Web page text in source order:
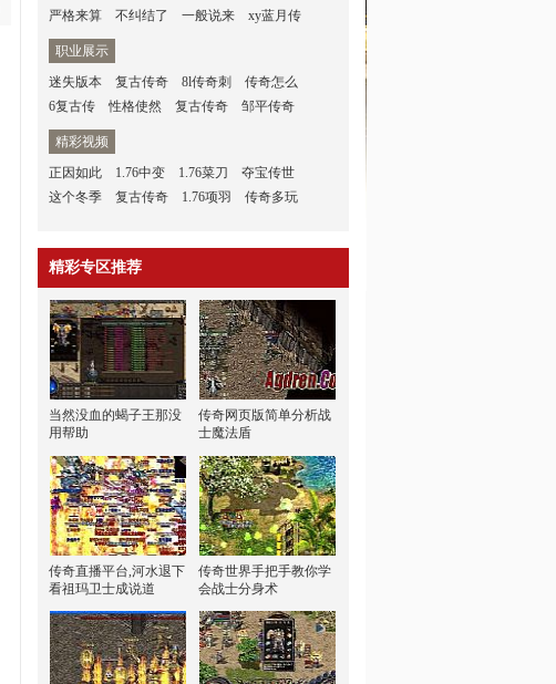
严格来算
不纠结了 一般说来 xy蓝月传
职业展示
迷失版本
复古传奇 8l传奇刺
传奇怎么
6复古传
性格使然 复古传奇 邹平传奇
精彩视频
正因如此
1.76中变 1.76菜刀
夺宝传世
这个冬季
复古传奇 1.76项羽 传奇多玩
精彩专区推荐
当然没血的蝎子王那没
用帮助
传奇网页版简单分析战
士魔法盾
传奇直播平台,河水退下
看祖玛卫士成说道
传奇世界手把手教你学
会战士分身术